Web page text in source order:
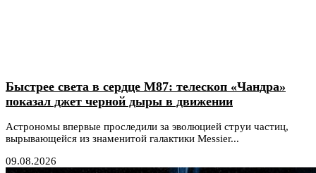
Быстрее света в сердце М87: телескоп «Чандра»
показал джет черной дыры в движении
Астрономы впервые проследили за эволюцией струи частиц,
вырывающейся из знаменитой галактики Messier...
09.08.2026